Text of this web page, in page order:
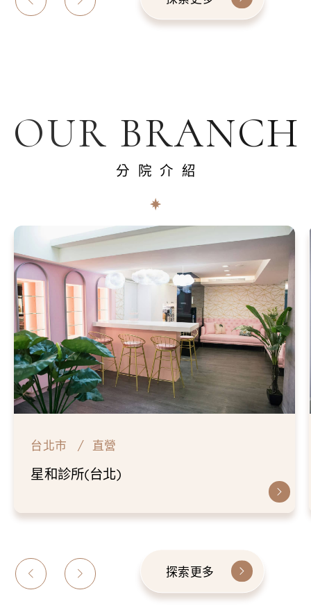
OUR BRANCH
分院介紹
台北市 直營
仁愛星和診所
探索更多